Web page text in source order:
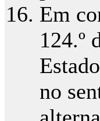
Em
124.º
no